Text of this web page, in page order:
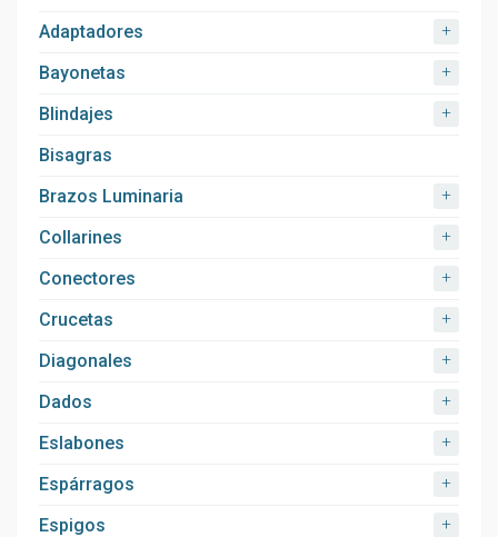
Adaptadores +
Bayonetas +
Blindajes +
Bisagras
Brazos Luminaria
+
Collarines +
Conectores +
Crucetas +
Diagonales +
Dados +
Eslabones +
Espárragos +
Espigos +